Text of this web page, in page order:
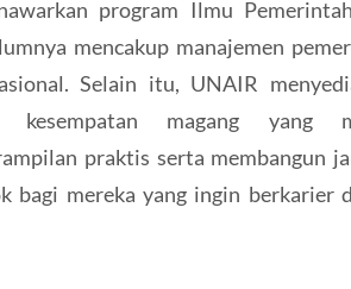
program Ilmu
mencakup manajemen
Selain itu, UNAIR
kesempatan magang yang
praktis serta membangun
bagi mereka yang ingin berkarier